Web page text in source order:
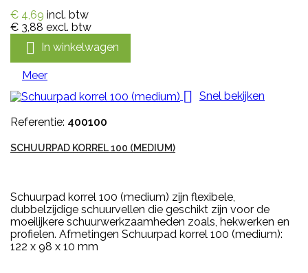
€ 4,69 incl. btw
€ 3,88 excl. btw
 In winkelwagen
Meer
 Snel bekijken
Referentie: 400100
SCHUURPAD KORREL 100 (MEDIUM)
Schuurpad korrel 100 (medium) zijn flexibele,
dubbelzijdige schuurvellen die geschikt zijn voor de
moeilijkere schuurwerkzaamheden zoals, hekwerken en
profielen. Afmetingen Schuurpad korrel 100 (medium):
122 x 98 x 10 mm